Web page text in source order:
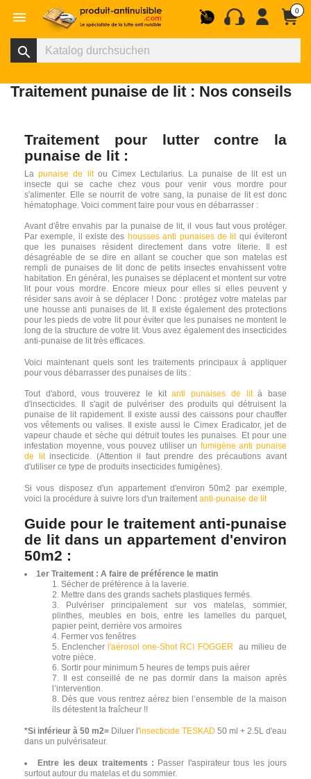
 0
search
Traitement punaise de lit : Nos conseils
Traitement pour lutter contre la
punaise de lit :
Lapunaise de litou Cimex Lectularius. La punaise de lit est un
insecte qui se cache chez vous pour venir vous mordre pour
s'alimenter. Elle se nourrit de votre sang, la punaise de lit est donc
hématophage. Voici comment faire pour vous en débarrasser :
Avant d'être envahis par la punaise de lit, il vous faut vous protéger.
Par exemple, il existe des housses anti punaises de litqui éviteront
que les punaises résident directement dans votre literie. Il est
désagréable de se dire en allant se coucher que son matelas est
rempli de punaises de lit donc de petits insectes envahissent votre
habitation. En général, les punaises se déplacent et montent sur votre
lit pour vous mordre. Encore mieux pour elles si elles peuvent y
résider sans avoir à se déplacer ! Donc : protégez votre matelas par
une housse anti punaises de lit. Il existe également des protections
pour les pieds de votre lit pour éviter que les punaises ne montent le
long de la structure de votre lit. Vous avez également des insecticides
anti-punaise de lit très efficaces.
Voici maintenant quels sont les traitements principaux à appliquer
pour vous débarrasser des punaises de lits :
Tout d'abord, vous trouverez le kitanti punaises de lità base
d'insecticides. Il s'agit de pulvériser des produits qui détruisent la
punaise de lit rapidement. Il existe aussi des caissons pour chauffer
vos vêtements ou valises. Il existe aussi le Cimex Eradicator, jet de
vapeur chaude et sèche qui détruit toutes les punaises. Et pour une
infestation moyenne, vous pouvez utiliser un fumigène anti punaise
de litinsecticide. (Attention il faut prendre des précautions avant
d'utiliser ce type de produits insecticides fumigènes).
Si vous disposez d'un appartement d'environ 50m2 par exemple,
voici la procédure à suivre lors d'un traitementanti-punaise de lit
Guide pour le traitement anti-punaise
de lit dans un appartement d'environ
50m2 :
1er Traitement : A faire de préférence le matin
Sécher de préférence à la laverie.
Mettre dans des grands sachets plastiques fermés.
Pulvériser principalement sur vos matelas, sommier,
plinthes, meubles en bois, entre les lamelles du parquet,
papier peint, derrière vos armoires
Fermer vos fenêtres
Enclencher l'aérosol one-Shot RCI FOGGER au milieu de
votre pièce.
Sortir pour minimum 5 heures de temps puis aérer
Il est conseillé de ne pas dormir dans la maison après
l’intervention.
Dès que vous rentrez aérez bien l’ensemble de la maison
ils détestent la fraîcheur !!
*Si inférieur à 50 m2= Diluer l'insecticide TESKAD 50 ml + 2.5L d'eau
dans un pulvérisateur.
Entre les deux traitements : Passer l'aspirateur tous les jours
surtout autour du matelas et du sommier.